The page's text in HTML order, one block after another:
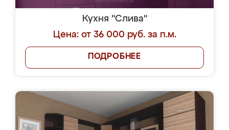
Кухня "Слива"
Цена: от 36 000 руб. за п.м.
ПОДРОБНЕЕ